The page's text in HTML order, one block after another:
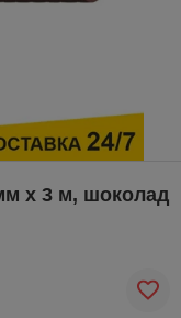
х 3 м, шоколад